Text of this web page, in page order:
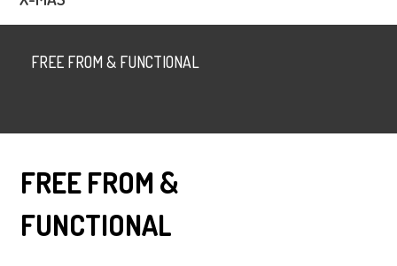
FREE FROM & FUNCTIONAL
FREE FROM &
FUNCTIONAL